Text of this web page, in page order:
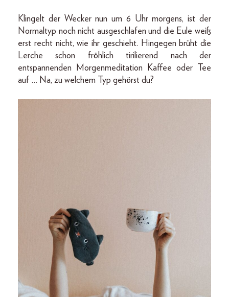
Klingelt der Wecker nun um 6 Uhr morgens, ist der
Normaltyp noch nicht ausgeschlafen und die Eule weiß
erst recht nicht, wie ihr geschieht. Hingegen brüht die
Lerche schon fröhlich tirilierend nach der
entspannenden Morgenmeditation Kaffee oder Tee
auf … Na, zu welchem Typ gehörst du?